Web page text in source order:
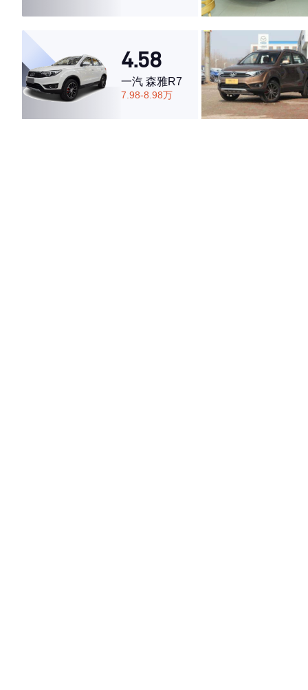
·外观表现较为优秀，优于50%同级车
·内饰表现较为优秀，优于50%同级车
·空间表现一般，低于57%同级车
4.58
一汽 森雅R7
7.98-8.98万